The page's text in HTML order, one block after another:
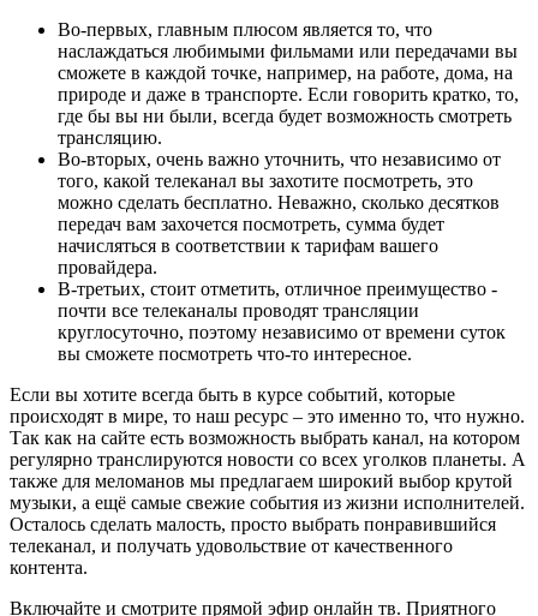
Во-первых, главным плюсом является то, что
наслаждаться любимыми фильмами или передачами вы
сможете в каждой точке, например, на работе, дома, на
природе и даже в транспорте. Если говорить кратко, то,
где бы вы ни были, всегда будет возможность смотреть
трансляцию.
Во-вторых, очень важно уточнить, что независимо от
того, какой телеканал вы захотите посмотреть, это
можно сделать бесплатно. Неважно, сколько десятков
передач вам захочется посмотреть, сумма будет
начисляться в соответствии к тарифам вашего
провайдера.
В-третьих, стоит отметить, отличное преимущество -
почти все телеканалы проводят трансляции
круглосуточно, поэтому независимо от времени суток
вы сможете посмотреть что-то интересное.
Если вы хотите всегда быть в курсе событий, которые
происходят в мире, то наш ресурс – это именно то, что нужно.
Так как на сайте есть возможность выбрать канал, на котором
регулярно транслируются новости со всех уголков планеты. А
также для меломанов мы предлагаем широкий выбор крутой
музыки, а ещё самые свежие события из жизни исполнителей.
Осталось сделать малость, просто выбрать понравившийся
телеканал, и получать удовольствие от качественного
контента.
Включайте и смотрите прямой эфир онлайн тв. Приятного